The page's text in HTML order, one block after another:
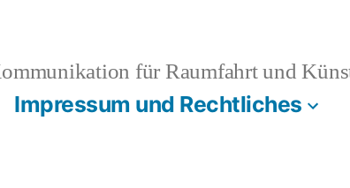
für Raumfahrt und
Impressum und Rechtliches